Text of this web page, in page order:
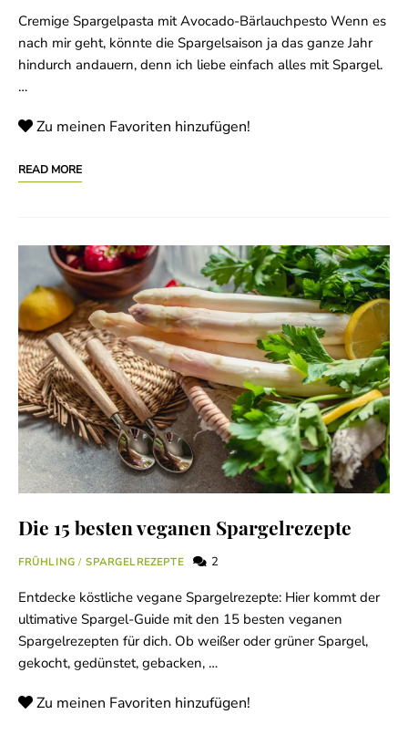
Cremige Spargelpasta mit Avocado-Bärlauchpesto Wenn es
nach mir geht, könnte die Spargelsaison ja das ganze Jahr
hindurch andauern, denn ich liebe einfach alles mit Spargel.
…
Zu meinen Favoriten hinzufügen!
READ MORE
Die 15 besten veganen Spargelrezepte
FRÜHLING / SPARGELREZEPTE 2
Entdecke köstliche vegane Spargelrezepte: Hier kommt der
ultimative Spargel-Guide mit den 15 besten veganen
Spargelrezepten für dich. Ob weißer oder grüner Spargel,
gekocht, gedünstet, gebacken, …
Zu meinen Favoriten hinzufügen!